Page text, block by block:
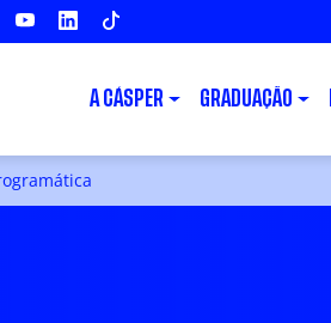
YOUTUBELINKEDIN
A CÁSPER GRADUAÇÃO